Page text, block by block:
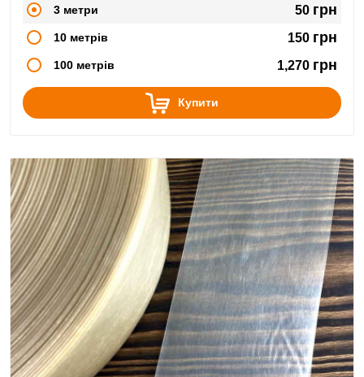
3 метри 50 грн
10 метрів 150 грн
100 метрів 1,270 грн
Купити